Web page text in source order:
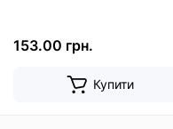
153.00 грн.
Купити